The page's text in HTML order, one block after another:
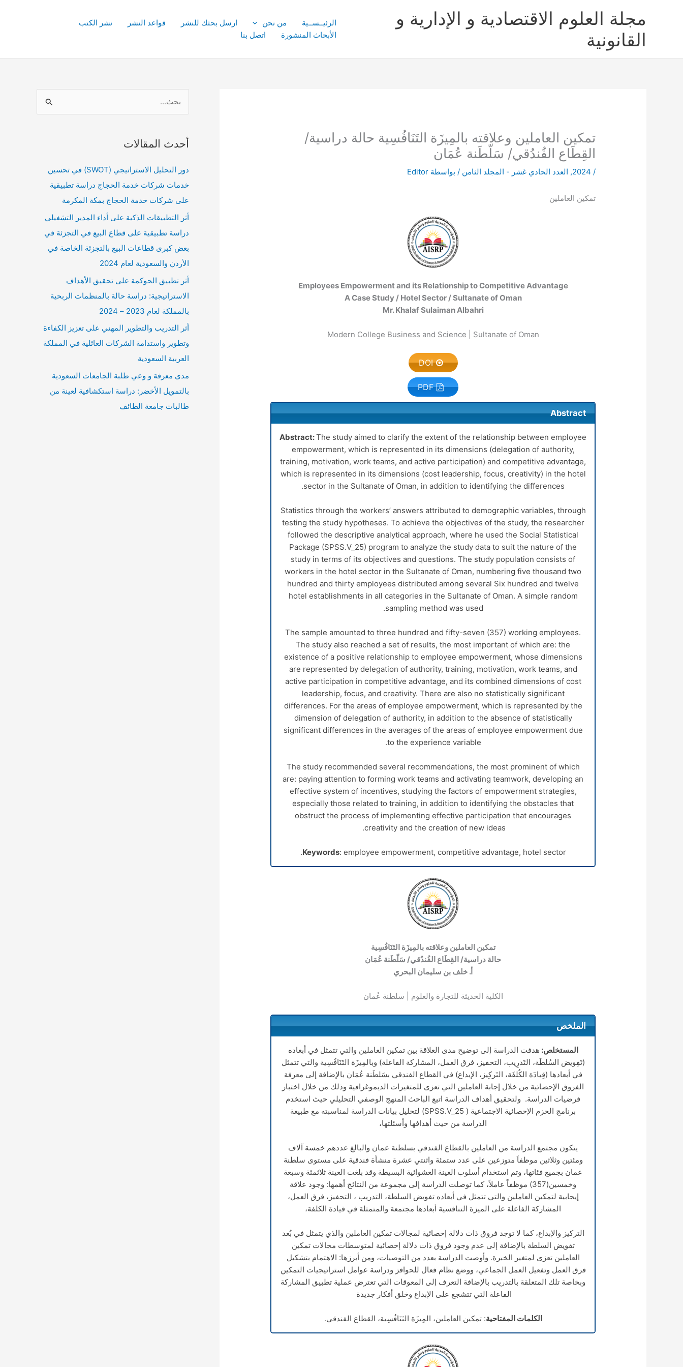
مجلة العلوم الاقتصادية و الإدارية و
القانونية
الرئيــســية من نحن ارسل بحثك للنشر قواعد النشر
نشر الكتب
الأبحاث المنشورة
اتصل بنا
تمكين العاملين وعلاقته بالمِيزَة التَنَافُسِية حالة دراسية/
القِطَاع الفُندُقي/ سَلّطَنة عُمَان
/
2024
, العدد الحادي غشر - المجلد الثامن / بواسطة Editor
تمكين العاملين
Employees Empowerment and its Relationship to Competitive Advantage
A Case Study / Hotel Sector / Sultanate of Oman
Mr. Khalaf Sulaiman Albahri
Modern College Business and Science | Sultanate of Oman
DOI
PDF
Abstract
Abstract:The study aimed to clarify the extent of the relationship between employee
empowerment, which is represented in its dimensions (delegation of authority,
training, motivation, work teams, and active participation) and competitive advantage,
which is represented in its dimensions (cost leadership, focus, creativity) in the hotel
sector in the Sultanate of Oman, in addition to identifying the differences.
Statistics through the workers’ answers attributed to demographic variables, through
testing the study hypotheses. To achieve the objectives of the study, the researcher
followed the descriptive analytical approach, where he used the Social Statistical
Package (SPSS.V_25) program to analyze the study data to suit the nature of the
study in terms of its objectives and questions. The study population consists of
workers in the hotel sector in the Sultanate of Oman, numbering five thousand two
hundred and thirty employees distributed among several Six hundred and twelve
hotel establishments in all categories in the Sultanate of Oman. A simple random
sampling method was used.
The sample amounted to three hundred and fifty-seven (357) working employees.
The study also reached a set of results, the most important of which are: the
existence of a positive relationship to employee empowerment, whose dimensions
are represented by delegation of authority, training, motivation, work teams, and
active participation in competitive advantage, and its combined dimensions of cost
leadership, focus, and creativity. There are also no statistically significant
differences. For the areas of employee empowerment, which is represented by the
dimension of delegation of authority, in addition to the absence of statistically
significant differences in the averages of the areas of employee empowerment due
to the experience variable.
The study recommended several recommendations, the most prominent of which
are: paying attention to forming work teams and activating teamwork, developing an
effective system of incentives, studying the factors of empowerment strategies,
especially those related to training, in addition to identifying the obstacles that
obstruct the process of implementing effective participation that encourages
creativity and the creation of new ideas.
Keywords: employee empowerment, competitive advantage, hotel sector.
تمكين العاملين وعلاقته بالمِيزَة التَنَافُسِية
حالة دراسية/ القِطَاع الفُندُقي/ سَلّطَنة عُمَان
أ. خلف بن سليمان البحري
الكلية الحديثة للتجارة والعلوم | سلطنة عُمان
الملخص
المستخلص: هدفت الدراسة إلى توضيح مدى العلاقة بين تمكين العاملين والتي تتمثل في أبعاده
(تَفِويض السُلطَة، التَدرِيب، التحفيز، فرق العمل، المشاركة الفاعلة) وبالمِيزَة التَنَافُسِية والتي تتمثل
في أبعادها (قِيادَة الكُلفَة، التَركِيز، الإبداع) في القطاع الفندقي بسَلطَنة عُمَان بالإضافة إلى معرفة
الفروق الإحصائية من خلال إجابة العاملين التي تعزى للمتغيرات الديموغرافية وذلك من خلال اختبار
فرضيات الدراسة. ولتحقيق أهداف الدراسة اتبع الباحث المنهج الوصفي التحليلي حيث استخدم
برنامج الحزم الإحصائية الاجتماعية ( SPSS.V_25) لتحليل بيانات الدراسة لمناسبته مع طبيعة
الدراسة من حيث أهدافها وأسئلتها،
يتكون مجتمع الدراسة من العاملين بالقطاع الفندقي بسلطنة عمان والبالغ عددهم خمسة آلاف
ومئتين وثلاثين موظفاَ متوزعين على عدد ستمئة واثنتي عشرة منشأة فندقية على مستوى سلطنة
عمان بجميع فئاتها، وتم استخدام أسلوب العينة العشوائية البسيطة وقد بلغت العينة ثلاثمئة وسبعة
وخمسين(357) موظفاً عاملاً، كما توصلت الدراسة إلى مجموعة من النتائج أهمها: وجود علاقة
إيجابية لتمكين العاملين والتي تتمثل في أبعاده تفويض السلطة، التدريب ، التحفيز، فرق العمل،
المشاركة الفاعلة على الميزة التنافسية أبعادها مجتمعة والمتمثلة في قيادة الكلفة،
التركيز والإبداع، كما لا توجد فروق ذات دلالة إحصائية لمجالات تمكين العاملين والذي يتمثل في بُعد
تفويض السلطة بالإضافة إلى عدم وجود فروق ذات دلالة إحصائية لمتوسطات مجالات تمكين
العاملين تعزى لمتغير الخبرة. وأوصت الدراسة بعدد من التوصيات، ومن أبرزها: الاهتمام بتشكيل
فرق العمل وتفعيل العمل الجماعي، ووضع نظام فعال للحوافز ودراسة عوامل استراتيجيات التمكين
وبخاصة تلك المتعلقة بالتدريب بالإضافة التعرف إلى المعوقات التي تعترض عملية تطبيق المشاركة
الفاعلة التي تتشجع على الإبداع وخلق أفكار جديدة
الكلمات المفتاحية: تمكين العاملين، المِيزَة التَنَافُسِية، القطاع الفندقي.
ح
:
أحدث المقالات
دور التحليل الاستراتيجي (SWOT) في تحسين
خدمات شركات خدمة الحجاج دراسة تطبيقية
على شركات خدمة الحجاج بمكة المكرمة
أثر التطبيقات الذكية على أداء المدير التشغيلي
دراسة تطبيقية على قطاع البيع في التجزئة في
بعض كبرى قطاعات البيع بالتجزئة الخاصة في
الأردن والسعودية لعام 2024
أثر تطبيق الحوكمة على تحقيق الأهداف
الاستراتيجية: دراسة حالة بالمنظمات الربحية
بالمملكة لعام 2023 – 2024
أثر التدريب والتطوير المهني على تعزيز الكفاءة
وتطوير واستدامة الشركات العائلية في المملكة
العربية السعودية
مدى معرفة و وعي طلبة الجامعات السعودية
بالتمويل الأخضر: دراسة استكشافية لعينة من
طالبات جامعة الطائف